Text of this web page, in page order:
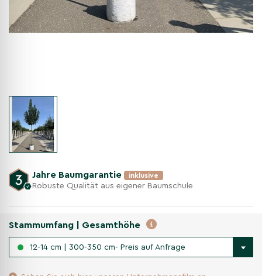
Jahre Baumgarantie inklusive
Robuste Qualität aus eigener Baumschule
Stammumfang | Gesamthöhe
12-14 cm | 300-350 cm- Preis auf Anfrage